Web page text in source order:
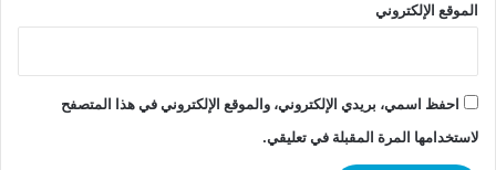
الموقع الإلكتروني
احفظ اسمي، بريدي الإلكتروني، والموقع الإلكتروني في هذا المتصفح
لاستخدامها المرة المقبلة في تعليقي.